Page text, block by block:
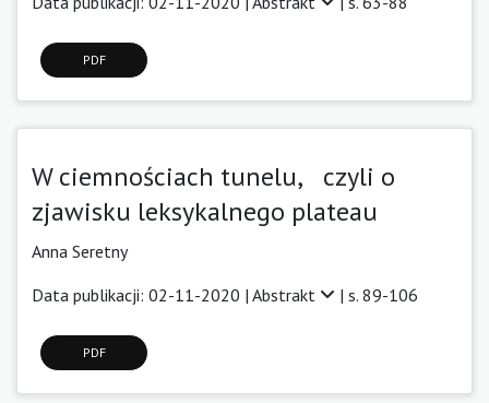
PDF
W ciemnościach tunelu, czyli o
zjawisku leksykalnego plateau
Anna Seretny
Data publikacji: 02-11-2020 | Abstrakt | s. 89-106
PDF